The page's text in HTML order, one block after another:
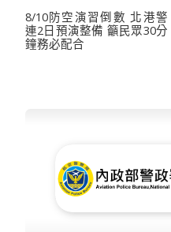
8/10防空演習倒數 北港警
連2日預演整備 籲民眾30分
鐘務必配合